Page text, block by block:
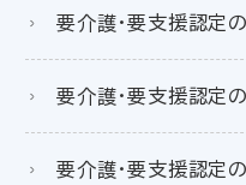
要介護・要支援認定
要介護・要支援認定の
要介護・要支援認定